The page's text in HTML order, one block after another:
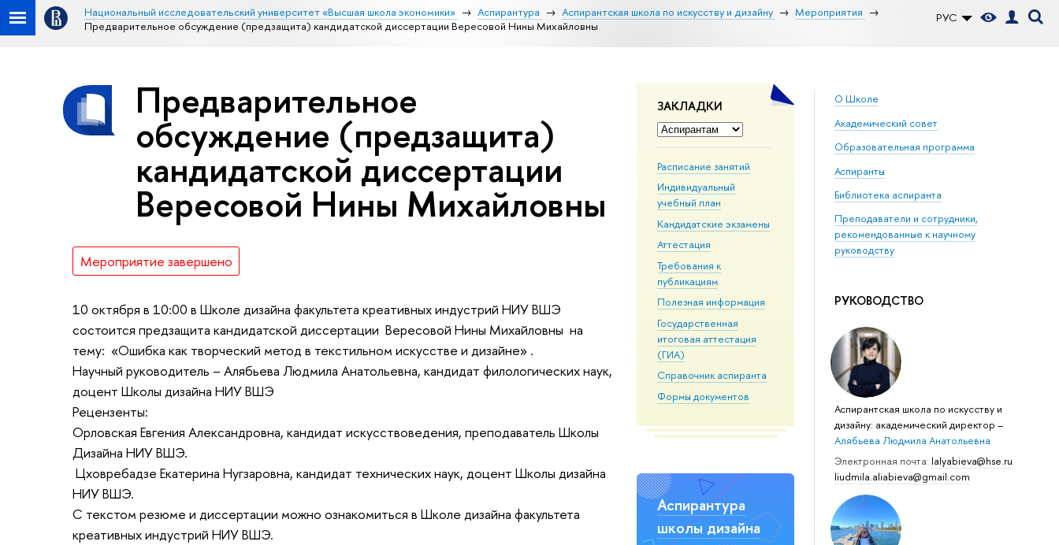
РУС
Национальный исследовательский университет «Высшая школа экономики» Аспирантура Аспирантская школа по искусству и дизайну
Мероприятия
Предварительное обсуждение (предзащита) кандидатской диссертации Вересовой Нины Михайловны
ЗАКЛАДКИ
Расписание занятий
Индивидуальный
учебный план
Кандидатские экзамены
Аттестация
Требования к
публикациям
Полезная информация
Государственная
итоговая аттестация
(ГИА)
Справочник аспиранта
Формы документов
Аспирантура
школы дизайна
О Школе
Академический совет
Образовательная программа
Аспиранты
Библиотека аспиранта
Преподаватели и сотрудники,
рекомендованные к научному
руководству
РУКОВОДСТВО
Аспирантская школа по искусству и
дизайну: академический директор–
Алябьева Людмила Анатольевна
Электронная почта: lalyabieva@hse.ru
liudmila.aliabieva@gmail.com
Предварительное
обсуждение (предзащита)
кандидатской диссертации
Вересовой Нины Михайловны
Мероприятие завершено
10 октября в 10:00 в Школе дизайна факультета креативных индустрий НИУ ВШЭ
состоится предзащита кандидатской диссертации Вересовой Нины Михайловны на
тему: «Ошибка как творческий метод в текстильном искусстве и дизайне» .
Научный руководитель – Алябьева Людмила Анатольевна, кандидат филологических наук,
доцент Школы дизайна НИУ ВШЭ
Рецензенты:
Орловская Евгения Александровна, кандидат искусствоведения, преподаватель Школы
Дизайна НИУ ВШЭ.
Цховребадзе Екатерина Нугзаровна, кандидат технических наук, доцент Школы дизайна
НИУ ВШЭ.
С текстом резюме и диссертации можно ознакомиться в Школе дизайна факультета
креативных индустрий НИУ ВШЭ.